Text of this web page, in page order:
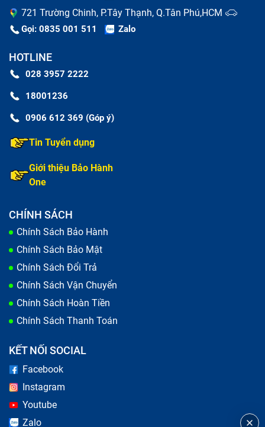
721 Trường Chinh, P.Tây Thạnh, Q.Tân Phú,HCM
Gọi: 0835 001 511 Zalo
HOTLINE
028 3957 2222
18001236
0906 612 369 (Góp ý)
Tin Tuyển dụng
Giới thiệu Bảo Hành
One
CHÍNH SÁCH
Chính Sách Bảo Hành
Chính Sách Bảo Mật
Chính Sách Đổi Trả
Chính Sách Vận Chuyển
Chính Sách Hoàn Tiền
Chính Sách Thanh Toán
KẾT NỐI SOCIAL
Facebook
Instagram
Youtube
Zalo